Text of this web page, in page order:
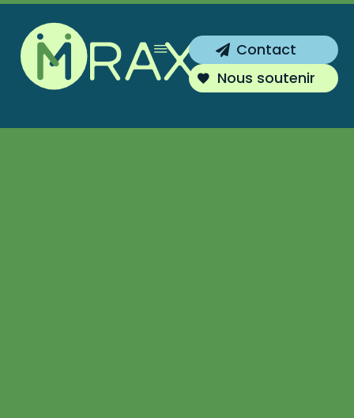
Contact
Nous soutenir
Inscrivez-vous !
Vous souhaitez être tenu au courant de
nos actions ?